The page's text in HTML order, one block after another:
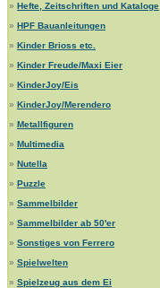
» Hefte, Zeitschriften und Kataloge
» HPF Bauanleitungen
» Kinder Brioss etc.
» Kinder Freude/Maxi Eier
» KinderJoy/Eis
» KinderJoy/Merendero
» Metallfiguren
» Multimedia
» Nutella
» Puzzle
» Sammelbilder
» Sammelbilder ab 50'er
» Sonstiges von Ferrero
» Spielwelten
» Spielzeug aus dem Ei